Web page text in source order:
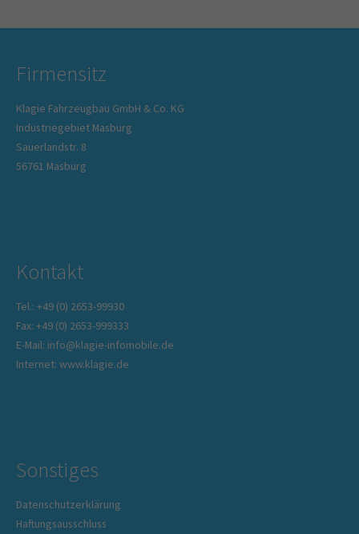
Firmensitz
Klagie Fahrzeugbau GmbH & Co. KG
Industriegebiet Masburg
Sauerlandstr. 8
56761 Masburg
Kontakt
Tel.: +49 (0) 2653-99930
Fax: +49 (0) 2653-999333
E-Mail: info@klagie-infomobile.de
Internet: www.klagie.de
Sonstiges
Datenschutzerklärung
Haftungsausschluss